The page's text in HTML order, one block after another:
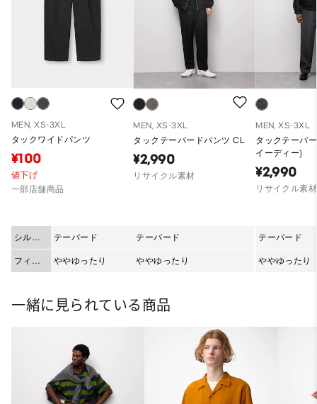
MEN, XS-3XL
タックワイドパンツ
¥100
値下げ
一部店舗商品
シルエ
ット
テーパード
フィッ
ト
ややゆったり
MEN, XS-3XL
タックテーパードパンツ CL
¥2,990
リサイクル素材
テーパード
ややゆったり
MEN, XS-3XL
タックテーパ
イーディー)
¥2,990
リサイクル素材
テーパード
ややゆったり
一緒に見られている商品